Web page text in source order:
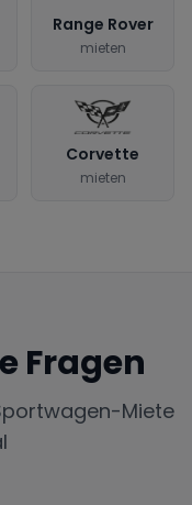
Range Rover
mieten
Corvette
mieten
Fragen
Miete